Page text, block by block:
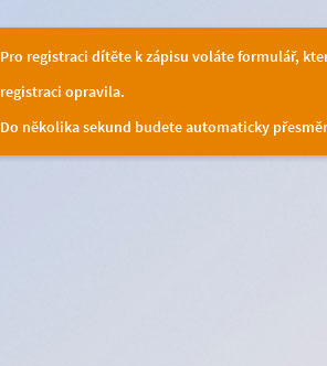
Pro registraci dítěte k zápisu voláte formulář,
registraci opravila.
Do několika sekund budete automaticky